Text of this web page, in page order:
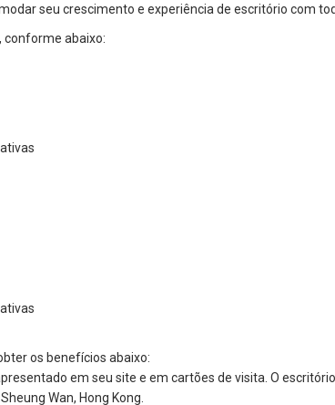
seu crescimento e experiência de escritório com
conforme abaixo:
os benefícios abaixo:
em seu site e em cartões de visita. O
Wan, Hong Kong.